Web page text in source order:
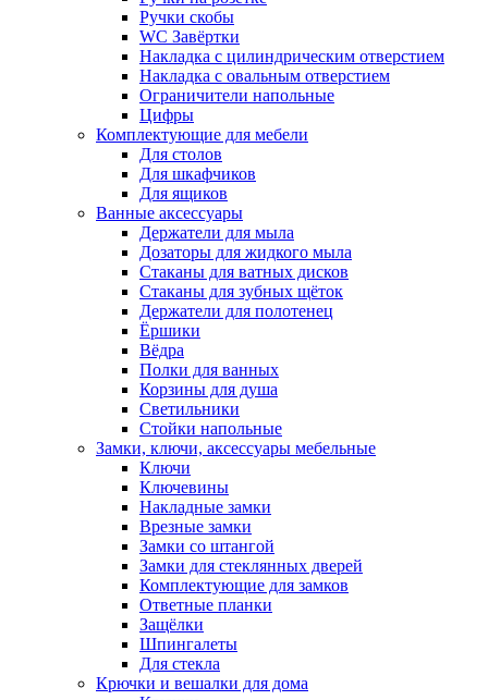
Ручки скобы
WC Завёртки
Накладка с цилиндрическим отверстием
Накладка с овальным отверстием
Ограничители напольные
Цифры
Комплектующие для мебели
Для столов
Для шкафчиков
Для ящиков
Ванные аксессуары
Держатели для мыла
Дозаторы для жидкого мыла
Стаканы для ватных дисков
Стаканы для зубных щёток
Держатели для полотенец
Ёршики
Вёдра
Полки для ванных
Корзины для душа
Светильники
Стойки напольные
Замки, ключи, аксессуары мебельные
Ключи
Ключевины
Накладные замки
Врезные замки
Замки со штангой
Замки для стеклянных дверей
Комплектующие для замков
Ответные планки
Защёлки
Шпингалеты
Для стекла
Крючки и вешалки для дома